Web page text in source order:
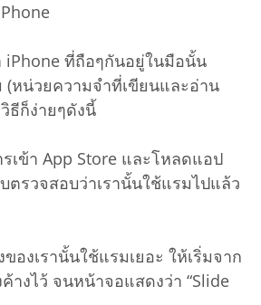
iPhone ที่ถือๆกันอยู่ในมือนั้น
(หน่วยความจำที่เขียนและอ่าน
ธีก็ง่ายๆดังนี้
เข้า App Store และโหลดแอป
ตรวจสอบว่าเรานั้นใช้แรมไปแล้ว
ของเรานั้นใช้แรมเยอะ ให้เริ่มจาก
างไว้ จนหน้าจอแสดงว่า “Slide